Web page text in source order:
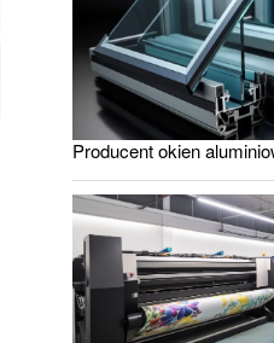
Producent okien